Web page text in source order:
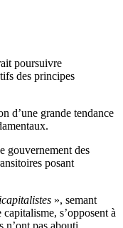
poursuivre
des principes
d’une grande tendance
gouvernement des
posant
», semant
s’opposent à